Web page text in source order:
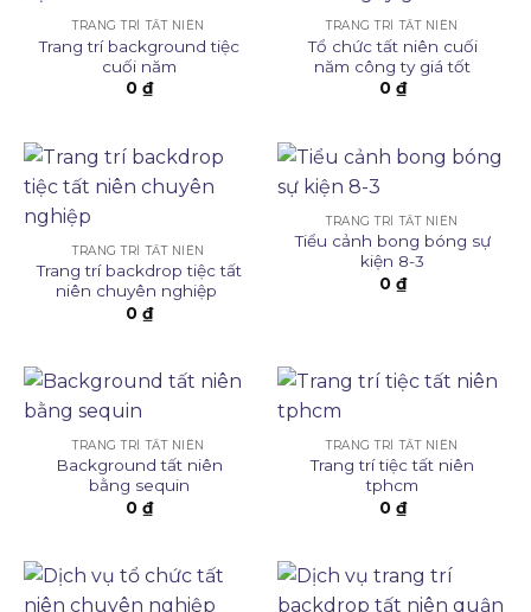
TRANG TRÍ TẤT NIÊN
Trang trí background tiệc
cuối năm
0 ₫
TRANG TRÍ TẤT NIÊN
Tổ chức tất niên cuối
năm công ty giá tốt
0 ₫
TRANG TRÍ TẤT NIÊN
Trang trí backdrop tiệc tất
niên chuyên nghiệp
0 ₫
TRANG TRÍ TẤT NIÊN
Tiểu cảnh bong bóng sự
kiện 8-3
0 ₫
TRANG TRÍ TẤT NIÊN
Background tất niên
bằng sequin
0 ₫
TRANG TRÍ TẤT NIÊN
Trang trí tiệc tất niên
tphcm
0 ₫